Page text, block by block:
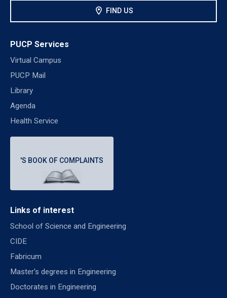
location_on FIND US
PUCP Services
Virtual Campus
PUCP Mail
Library
Agenda
Health Service
'S BOOK OF COMPLAINTS
Links of interest
School of Science and Engineering
CIDE
Fabricum
Master's degrees in Engineering
Doctorates in Engineering